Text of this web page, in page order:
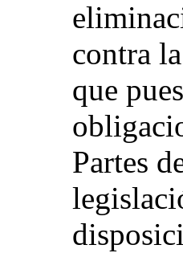
contra
que
Partes